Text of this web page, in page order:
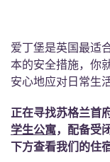
爱丁堡是英国最适
本的安全措施，你
安心地应对日常生
正在寻找苏格兰首
学生公寓，配备受
下方查看我们的住